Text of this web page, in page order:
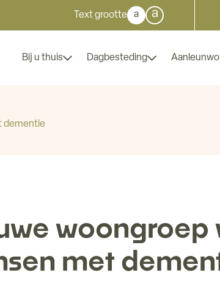
Text grootte a a
Bij u thuis Dagbesteding
dementie
woongroep
met